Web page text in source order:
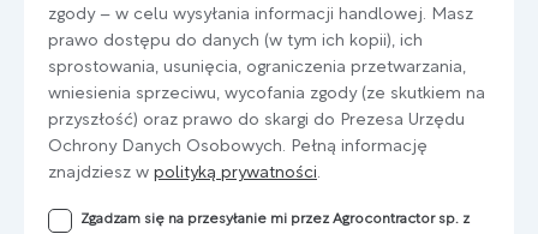
zgody – w celu wysyłania informacji handlowej. Masz
prawo dostępu do danych (w tym ich kopii), ich
sprostowania, usunięcia, ograniczenia przetwarzania,
wniesienia sprzeciwu, wycofania zgody (ze skutkiem na
przyszłość) oraz prawo do skargi do Prezesa Urzędu
Ochrony Danych Osobowych. Pełną informację
znajdziesz w polityką prywatności.
Zgadzam się na przesyłanie mi przez Agrocontractor sp. z